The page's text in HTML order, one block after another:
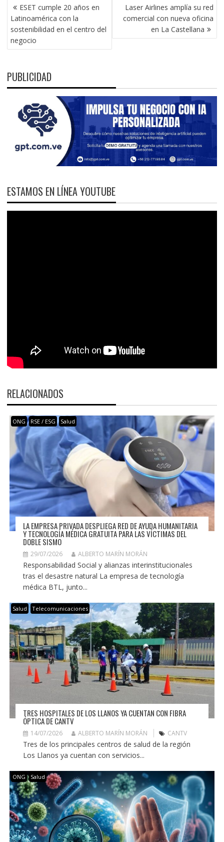
NAVEGACIÓN
DE
ENTRADAS
ESET cumple 20 años en
Latinoamérica con la
sostenibilidad en el centro del
negocio
Laser Airlines amplía su red
comercial con nueva oficina
en La Castellana
PUBLICIDAD
ESTAMOS EN LÍNEA YOUTUBE
RELACIONADOS
ONG RSE / ESG Salud
LA EMPRESA PRIVADA DESPLIEGA RED DE AYUDA HUMANITARIA
Y TECNOLOGÍA MÉDICA GRATUITA PARA LAS VÍCTIMAS DEL
DOBLE SISMO
29/07/2026 ALBERTO MARÍN MORÁN
Responsabilidad Social y alianzas interinstitucionales
tras el desastre natural La empresa de tecnología
médica BTL, junto...
Salud Telecomunicaciones
TRES HOSPITALES DE LOS LLANOS YA CUENTAN CON FIBRA
ÓPTICA DE CANTV
14/07/2026 ALBERTO MARÍN MORÁN CANTV
Tres de los principales centros de salud de la región
Los Llanos ya cuentan con servicios...
ONG Salud